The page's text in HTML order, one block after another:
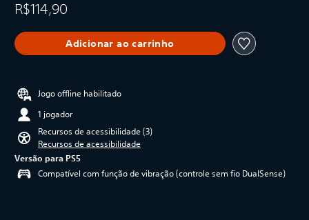
R$114,90
Adicionar ao carrinho
Jogo offline habilitado
1 jogador
Recursos de acessibilidade (3)
Recursos de acessibilidade
Versão para PS5
Compatível com função de vibração (controle sem fio DualSense)